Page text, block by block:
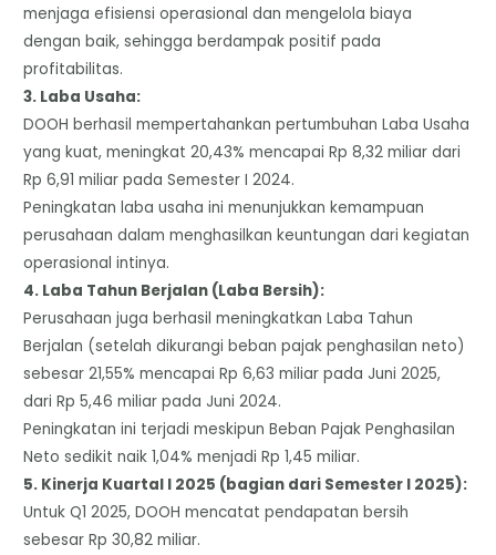
menjaga efisiensi operasional dan mengelola biaya
dengan baik, sehingga berdampak positif pada
profitabilitas.
​3. Laba Usaha:
​DOOH berhasil mempertahankan pertumbuhan Laba Usaha
yang kuat, meningkat 20,43% mencapai Rp 8,32 miliar dari
Rp 6,91 miliar pada Semester I 2024.
​Peningkatan laba usaha ini menunjukkan kemampuan
perusahaan dalam menghasilkan keuntungan dari kegiatan
operasional intinya.
​4. Laba Tahun Berjalan (Laba Bersih):
​Perusahaan juga berhasil meningkatkan Laba Tahun
Berjalan (setelah dikurangi beban pajak penghasilan neto)
sebesar 21,55% mencapai Rp 6,63 miliar pada Juni 2025,
dari Rp 5,46 miliar pada Juni 2024.
​Peningkatan ini terjadi meskipun Beban Pajak Penghasilan
Neto sedikit naik 1,04% menjadi Rp 1,45 miliar.
​5. Kinerja Kuartal I 2025 (bagian dari Semester I 2025):
​Untuk Q1 2025, DOOH mencatat pendapatan bersih
sebesar Rp 30,82 miliar.